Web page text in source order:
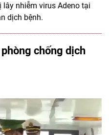
lây nhiễm virus Adeno tại
dịch bệnh.
chống dịch